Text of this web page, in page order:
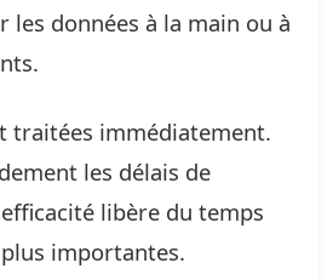
les données à la main ou à
traitées immédiatement.
les délais de
libère du temps
importantes.